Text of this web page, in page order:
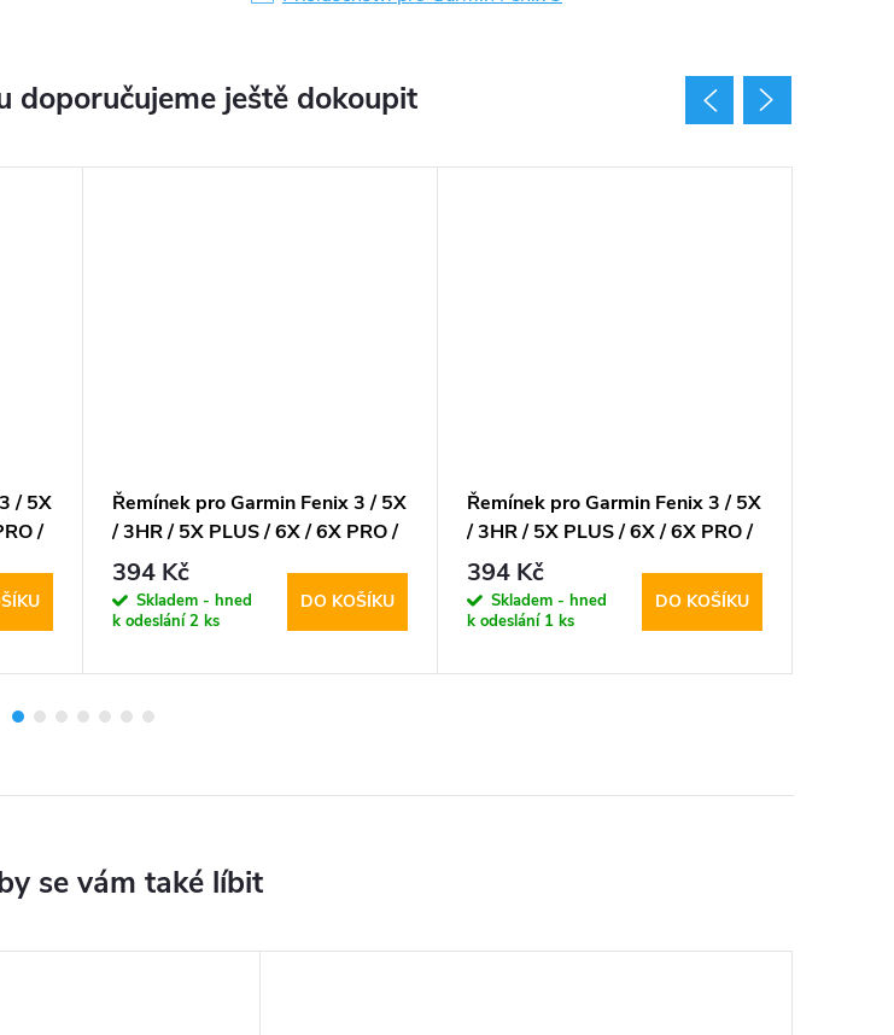
doporučujeme ještě dokoupit
/ 5X
/
Řemínek pro Garmin Fenix 3 / 5X
/ 3HR / 5X PLUS / 6X / 6X PRO /
7X - Tech-Protect, Iconband Pro
Lime/Black
394 Kč
Skladem - hned
k odeslání2 ks
DO KOŠÍKU
Řemínek pro Garmin Fenix 3 / 5X
/ 3HR / 5X PLUS / 6X / 6X PRO /
7X - Tech-Protect, Iconband
Orange
394 Kč
Skladem - hned
k odeslání 1 ks
DO KOŠÍKU